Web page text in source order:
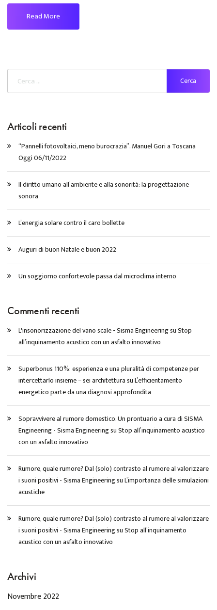
Read More
Articoli recenti
“Pannelli fotovoltaici, meno burocrazia”. Manuel Gori a Toscana
Oggi 06/11/2022
Il diritto umano all’ambiente e alla sonorità: la progettazione
sonora
L’energia solare contro il caro bollette
Auguri di buon Natale e buon 2022
Un soggiorno confortevole passa dal microclima interno
Commenti recenti
L'insonorizzazione del vano scale - Sisma EngineeringsuStop
all’inquinamento acustico con un asfalto innovativo
Superbonus 110%: esperienza e una pluralità di competenze per
intercettarlo insieme – sei architetturasuL’efficientamento
energetico parte da una diagnosi approfondita
Sopravvivere al rumore domestico. Un prontuario a cura di SISMA
Engineering - Sisma EngineeringsuStop all’inquinamento acustico
con un asfalto innovativo
Rumore, quale rumore? Dal (solo) contrasto al rumore al valorizzare
i suoni positivi - Sisma EngineeringsuL’importanza delle simulazioni
acustiche
Rumore, quale rumore? Dal (solo) contrasto al rumore al valorizzare
i suoni positivi - Sisma EngineeringsuStop all’inquinamento
acustico con un asfalto innovativo
Archivi
Novembre 2022